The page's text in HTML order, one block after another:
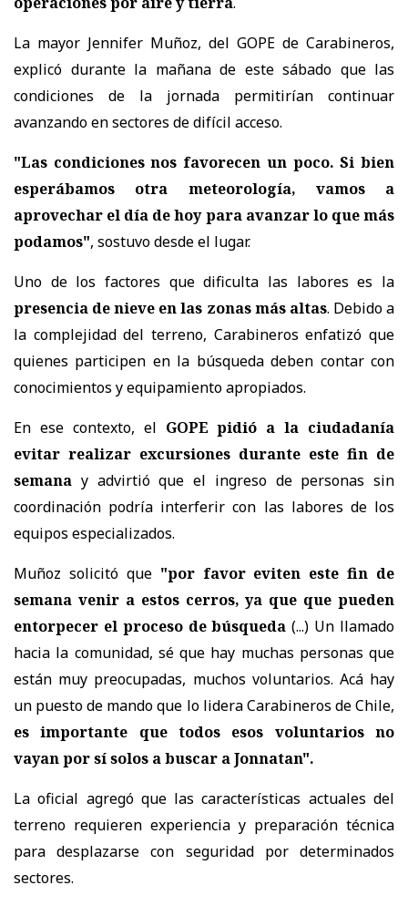
La mayor Jennifer Muñoz, del GOPE de Carabineros,
explicó durante la mañana de este sábado que las
condiciones de la jornada permitirían continuar
avanzando en sectores de difícil acceso.
"Las condiciones nos favorecen un poco. Si bien
esperábamos otra meteorología, vamos a
aprovechar el día de hoy para avanzar lo que más
podamos", sostuvo desde el lugar.
Uno de los factores que dificulta las labores es la
presencia de nieve en las zonas más altas. Debido a
la complejidad del terreno, Carabineros enfatizó que
quienes participen en la búsqueda deben contar con
conocimientos y equipamiento apropiados.
En ese contexto, el GOPE pidió a la ciudadanía
evitar realizar excursiones durante este fin de
semana y advirtió que el ingreso de personas sin
coordinación podría interferir con las labores de los
equipos especializados.
Muñoz solicitó que "por favor eviten este fin de
semana venir a estos cerros, ya que que pueden
entorpecer el proceso de búsqueda (...) Un llamado
hacia la comunidad, sé que hay muchas personas que
están muy preocupadas, muchos voluntarios. Acá hay
un puesto de mando que lo lidera Carabineros de Chile,
es importante que todos esos voluntarios no
vayan por sí solos a buscar a Jonnatan".
La oficial agregó que las características actuales del
terreno requieren experiencia y preparación técnica
para desplazarse con seguridad por determinados
sectores.